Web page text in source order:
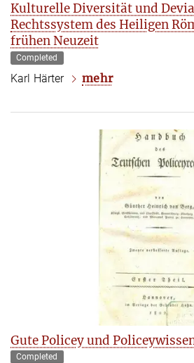
Kulturelle Diversität und
Rechtssystem des Heiligen
frühen Neuzeit
Completed
Karl Härter mehr
Gute Policey und
Completed